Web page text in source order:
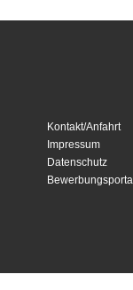
Kontakt/Anfahrt
Impressum
Datenschutz
Bewerbungsportal